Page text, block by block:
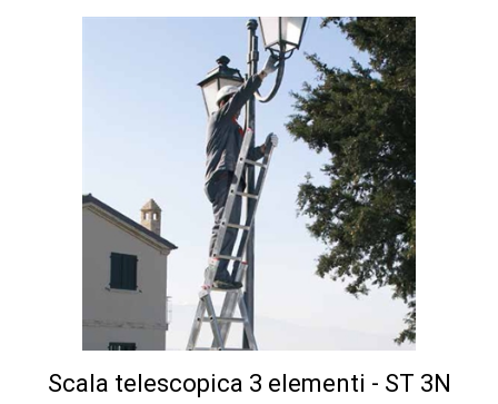
Scala telescopica 3 elementi - ST 3N